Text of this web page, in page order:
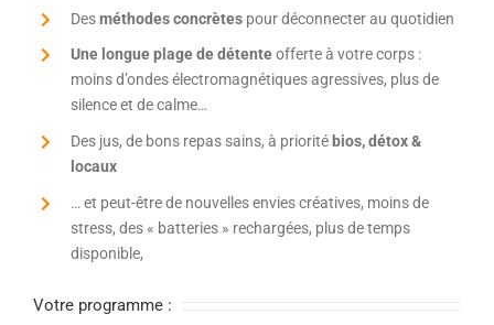
Desméthodes concrètespour déconnecter au quotidien
Une longue plage de détenteofferte à votre corps :
moins d’ondes électromagnétiques agressives, plus de
silence et de calme…
Des jus, de bons repas sains, à priorité bios, détox &
locaux
… et peut-être de nouvelles envies créatives, moins de
stress, des « batteries » rechargées, plus de temps
disponible,
Votre programme :